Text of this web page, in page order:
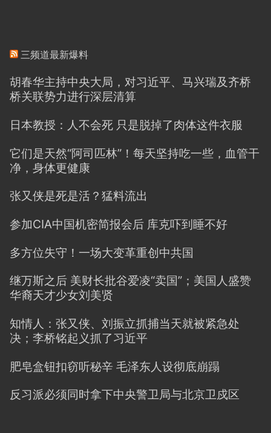
三频道最新爆料
胡春华主持中央大局，对习近平、马兴瑞及齐桥
桥关联势力进行深层清算
日本教授：人不会死 只是脱掉了肉体这件衣服
它们是天然“阿司匹林”！每天坚持吃一些，血管干
净，身体更健康
张又侠是死是活？猛料流出
参加CIA中国机密简报会后 库克吓到睡不好
多方位失守！一场大变革重创中共国
继万斯之后 美财长批谷爱凌“卖国”；美国人盛赞
华裔天才少女刘美贤
知情人：张又侠、刘振立抓捕当天就被紧急处
决；李桥铭起义抓了习近平
肥皂盒钮扣窃听秘辛 毛泽东人设彻底崩蹋
反习派必须同时拿下中央警卫局与北京卫戍区